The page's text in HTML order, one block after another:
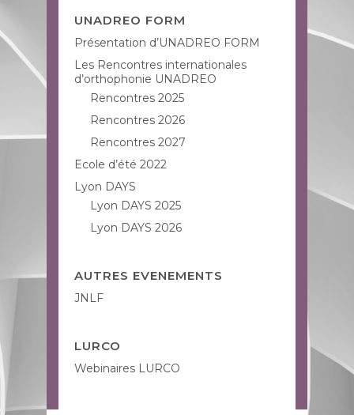
UNADREO FORM
Présentation d’UNADREO FORM
Les Rencontres internationales
d’orthophonie UNADREO
Rencontres 2025
Rencontres 2026
Rencontres 2027
Ecole d’été 2022
Lyon DAYS
Lyon DAYS 2025
Lyon DAYS 2026
AUTRES EVENEMENTS
JNLF
LURCO
Webinaires LURCO